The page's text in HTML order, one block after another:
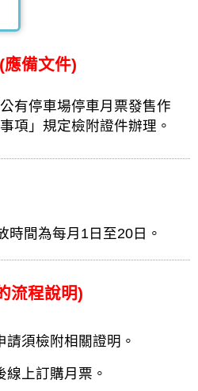
(應備文件)
有停車場停車月票發售作
項」規定檢附證件辦理。
時間為每月1日至20日。
流程說明)
須檢附相關證明。
上訂購月票。